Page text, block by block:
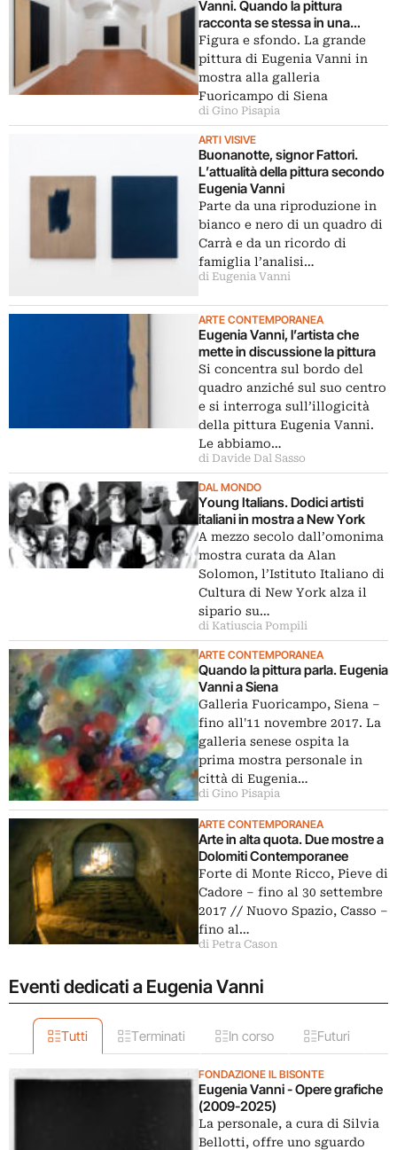
Vanni. Quando la pittura
racconta se stessa in una
mostra a Siena
Figura e sfondo. La grande
pittura di Eugenia Vanni in
mostra alla galleria
Fuoricampo di Siena
di Gino Pisapia
ARTI VISIVE
Buonanotte, signor Fattori.
L’attualità della pittura secondo
Eugenia Vanni
Parte da una riproduzione in
bianco e nero di un quadro di
Carrà e da un ricordo di
famiglia l’analisi…
di Eugenia Vanni
ARTE CONTEMPORANEA
Eugenia Vanni, l’artista che
mette in discussione la pittura
Si concentra sul bordo del
quadro anziché sul suo centro
e si interroga sull’illogicità
della pittura Eugenia Vanni.
Le abbiamo…
di Davide Dal Sasso
DAL MONDO
Young Italians. Dodici artisti
italiani in mostra a New York
A mezzo secolo dall’omonima
mostra curata da Alan
Solomon, l’Istituto Italiano di
Cultura di New York alza il
sipario su…
di Katiuscia Pompili
ARTE CONTEMPORANEA
Quando la pittura parla. Eugenia
Vanni a Siena
Galleria Fuoricampo, Siena ‒
fino all'11 novembre 2017. La
galleria senese ospita la
prima mostra personale in
città di Eugenia…
di Gino Pisapia
ARTE CONTEMPORANEA
Arte in alta quota. Due mostre a
Dolomiti Contemporanee
Forte di Monte Ricco, Pieve di
Cadore ‒ fino al 30 settembre
2017 // Nuovo Spazio, Casso ‒
fino al…
di Petra Cason
Eventi dedicati a Eugenia Vanni
Tutti Terminati In corso Futuri
FONDAZIONE IL BISONTE
Eugenia Vanni - Opere grafiche
(2009-2025)
La personale, a cura di Silvia
Bellotti, offre uno sguardo